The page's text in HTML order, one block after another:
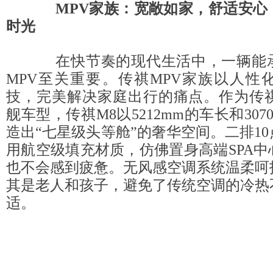
MPV家族：宽敞如家，舒适安心
时光
在快节奏的现代生活中，一辆能
MPV至关重要。传祺MPV家族以人性
技，完美解决家庭出行的痛点。作为传
舰车型，传祺M8以5212mm的车长和
造出“七星级头等舱”的奢华空间。二排
用航空级填充材质，仿佛置身高端SPA
也不会感到疲惫。无风感空调系统温柔
其是老人和孩子，避免了传统空调的冷
适。